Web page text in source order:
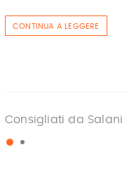
CONTINUA A LEGGERE
Consigliati da Salani